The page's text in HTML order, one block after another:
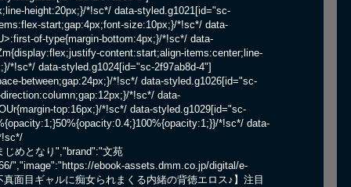
めとなり","brand":"文苑
","image":"https://ebook-assets.dmm.co.jp/digital/e-
面目ギャルに痴女られまくる内緒の背徳エロス♪】注目